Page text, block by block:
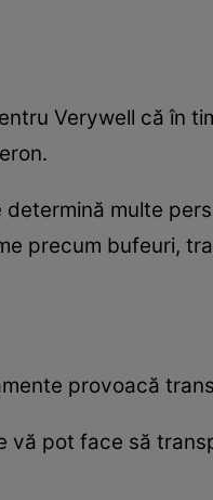
Verywell că în
multe
precum bufeuri,
provoacă
vă pot face să